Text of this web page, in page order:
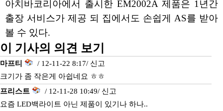
아치바코리아에서 출시한 EM2002A 제품은 1년간
출장 서비스가 제공 되 집에서도 손쉽게 AS를 받아
볼 수 있다.
이 기사의 의견 보기
마프티 / 12-11-22 8:17/ 신고
크기가 좀 작은게 아쉽네요 ㅎㅎ
프리스트
/ 12-11-28 10:49/ 신고
요즘 LED백라이트 아닌 제품이 있기나 하나..